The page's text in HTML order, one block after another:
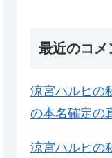
最近のコメ
涼宮ハルヒの
の本名確定の
涼宮ハルヒの